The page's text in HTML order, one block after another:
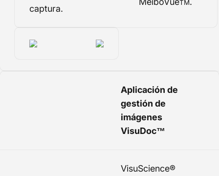
captura.
TM
Aplicación de
gestión de
imágenes
VisuDoc™
VisuScience®